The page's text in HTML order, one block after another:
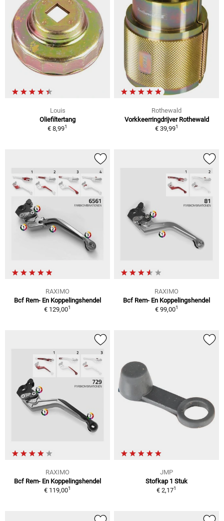
Louis
Oliefiltertang
€ 8,991
Rothewald
Vorkkeerringdrijver Rothewald
€ 39,991
RAXIMO
Bcf Rem- En Koppelingshendel
€ 129,001
RAXIMO
Bcf Rem- En Koppelingshendel
€ 99,001
RAXIMO
Bcf Rem- En Koppelingshendel
€ 119,001
JMP
Stofkap 1 Stuk
€ 2,171